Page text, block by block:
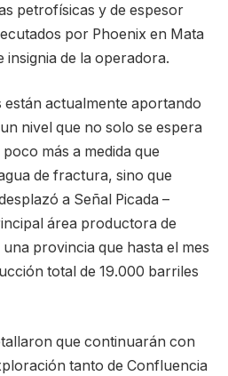
petrofísicas y de espesor
por Phoenix en Mata
de la operadora.
actualmente aportando
nivel que no solo se espera
más a medida que
de fractura, sino que
a Señal Picada –
área productora de
provincia que hasta el mes
total de 19.000 barriles
que continuarán con
tanto de Confluencia